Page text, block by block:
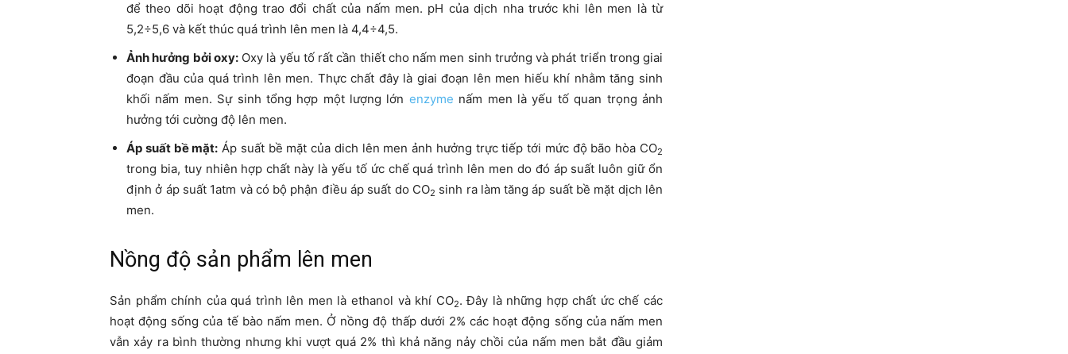
để theo dõi hoạt động trao đổi chất của nấm men. pH của dịch nha trước khi lên men là từ
5,2÷5,6 và kết thúc quá trình lên men là 4,4÷4,5.
Ảnh hưởng bởi oxy:Oxy là yếu tố rất cần thiết cho nấm men sinh trưởng và phát triển trong giai
đoạn đầu của quá trình lên men. Thực chất đây là giai đoạn lên men hiếu khí nhằm tăng sinh
khối nấm men. Sự sinh tổng hợp một lượng lớn enzyme nấm men là yếu tố quan trọng ảnh
hưởng tới cường độ lên men.
Áp suất bề mặt: Áp suất bề mặt của dich lên men ảnh hưởng trực tiếp tới mức độ bão hòa CO2
trong bia, tuy nhiên hợp chất này là yếu tố ức chế quá trình lên men do đó áp suất luôn giữ ổn
định ở áp suất 1atm và có bộ phận điều áp suất do CO2 sinh ra làm tăng áp suất bề mặt dịch lên
men.
Nồng độ sản phẩm lên men
Sản phẩm chính của quá trình lên men là ethanol và khí CO2. Đây là những hợp chất ức chế các
hoạt động sống của tế bào nấm men. Ở nồng độ thấp dưới 2% các hoạt động sống của nấm men
vẫn xảy ra bình thường nhưng khi vượt quá 2% thì khả năng nảy chồi của nấm men bắt đầu giảm